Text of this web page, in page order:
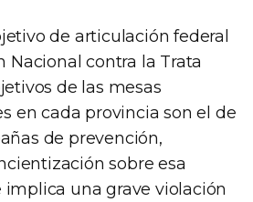
de articulación federal
Nacional contra la Trata
de las mesas
en cada provincia son el de
de prevención,
sobre esa
una grave violación